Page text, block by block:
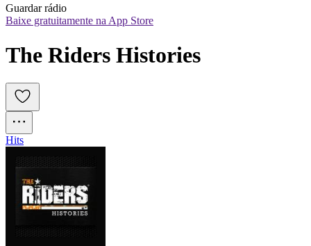
Guardar rádio
Baixe gratuitamente na App Store
The Riders Histories
Hits